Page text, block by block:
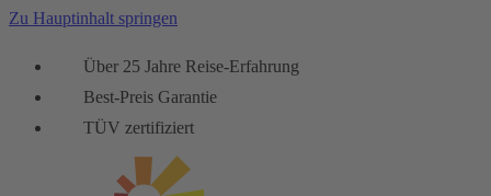
Zu Hauptinhalt springen
Über 25 Jahre Reise-Erfahrung
Best-Preis Garantie
TÜV zertifiziert